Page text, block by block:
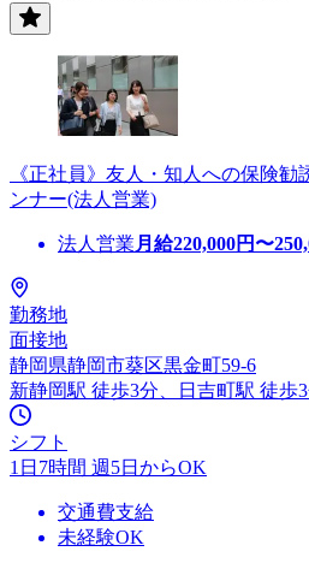
《正社員》友人・知人への保険
ンナー(法人営業)
法人営業 月給220,000円〜
勤務地
面接地
静岡県静岡市葵区黒金町59-6
新静岡駅 徒歩3分、日吉町駅 徒歩
シフト
1日7時間 週5日からOK
交通費支給
未経験OK